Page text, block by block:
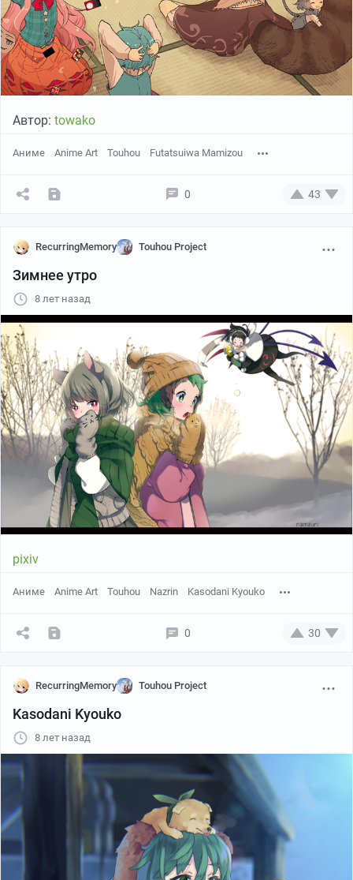
Автор: towako
Аниме Anime Art Touhou Futatsuiwa Mamizou
0 43
RecurringMemory Touhou Project
Зимнее утро
8 лет назад
pixiv
Аниме Anime Art Touhou Nazrin Kasodani Kyouko
0 30
RecurringMemory Touhou Project
Kasodani Kyouko
8 лет назад